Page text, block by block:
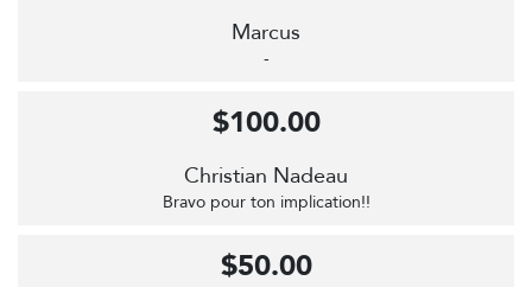
Marcus
-
Christian Nadeau
Bravo pour ton implication!!
$100.00
$50.00